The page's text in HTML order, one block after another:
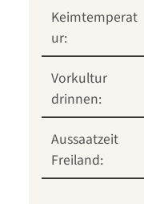
Keimtemperat
ur:
Vorkultur
drinnen:
Aussaatzeit
Freiland: